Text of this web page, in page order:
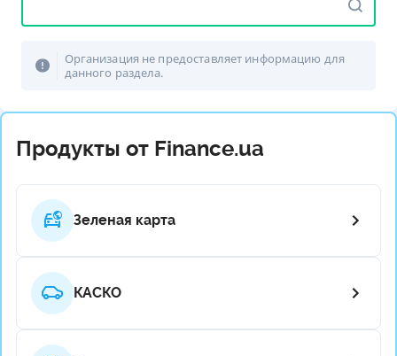
Организация не предоставляет информацию для
данного раздела.
Продукты от Finance.ua
Зеленая карта
КАСКО